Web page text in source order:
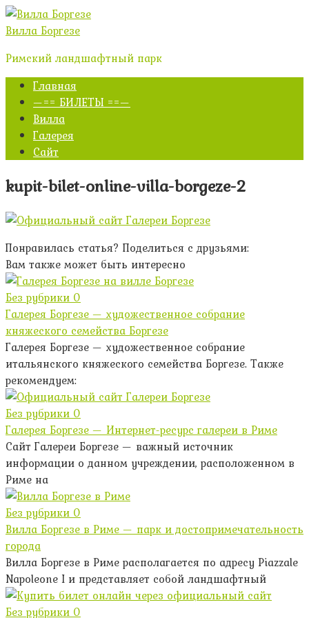
Перейти
к
Вилла Боргезе
Римский ландшафтный парк
Главная
—== БИЛЕТЫ ==—
Вилла
Галерея
Сайт
kupit-bilet-online-villa-borgeze-2
Понравилась статья? Поделиться с друзьями:
Вам также может быть интересно
Без рубрики 0
Галерея Боргезе — художественное собрание
княжеского семейства Боргезе
Галерея Боргезе — художественное собрание
итальянского княжеского семейства Боргезе. Также
рекомендуем:
Без рубрики 0
Галерея Боргезе — Интернет-ресурс галереи в Риме
Сайт Галереи Боргезе — важный источник
информации о данном учреждении, расположенном в
Риме на
Без рубрики 0
Вилла Боргезе в Риме — парк и достопримечательность
города
Вилла Боргезе в Риме располагается по адресу Piazzale
Napoleone I и представляет собой ландшафтный
Без рубрики 0